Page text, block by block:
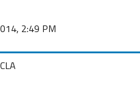
2:49 PM